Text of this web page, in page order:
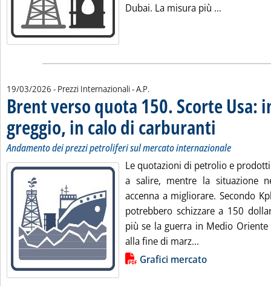
Dubai. La misura più ...
19/03/2026 - Prezzi Internazionali -di:
A.P.
Brent verso quota 150. Scorte Usa:
greggio, in calo di carburanti
Andamento dei prezzi petroliferi sul mercato internazionale
Le quotazioni di petrolio e
a salire, mentre la situazione
accenna a migliorare. Secondo
potrebbero schizzare a 150
più se la guerra in Medio
alla fine di marz...
Lista allegati PDF alla notiziaGrafici mercato